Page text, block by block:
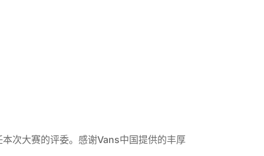
次大赛的评委。感谢Vans中国提供的丰厚